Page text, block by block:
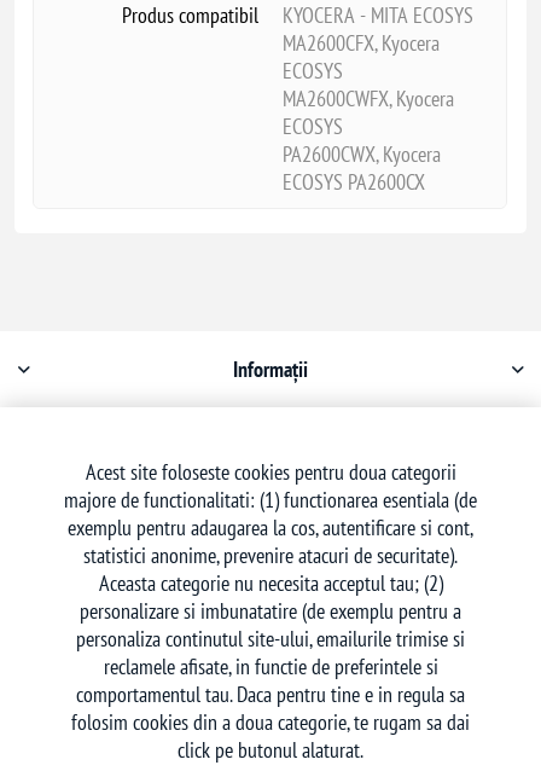
Produs compatibil
KYOCERA - MITA ECOSYS
MA2600CFX, Kyocera
ECOSYS
MA2600CWFX, Kyocera
ECOSYS
PA2600CWX, Kyocera
ECOSYS PA2600CX
Informații
Serviciu clienți
Urmăriți-ne
Acest site foloseste cookies pentru doua categorii
majore de functionalitati: (1) functionarea esentiala (de
exemplu pentru adaugarea la cos, autentificare si cont,
statistici anonime, prevenire atacuri de securitate).
Aceasta categorie nu necesita acceptul tau; (2)
personalizare si imbunatatire (de exemplu pentru a
personaliza continutul site-ului, emailurile trimise si
reclamele afisate, in functie de preferintele si
comportamentul tau. Daca pentru tine e in regula sa
folosim cookies din a doua categorie, te rugam sa dai
click pe butonul alaturat.